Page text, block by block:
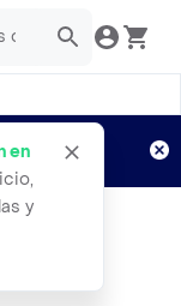
en
y
Aplican TyC
5.90